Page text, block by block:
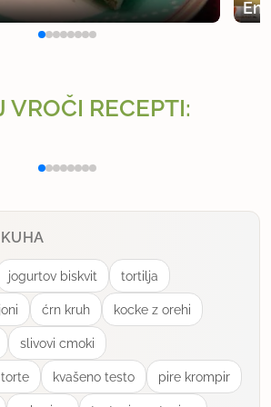
VROČI RECEPTI:
na klasičen način
jogurtov biskvit tortilja
ćrn kruh kocke z orehi
slivovi cmoki
kvašeno testo pire krompir